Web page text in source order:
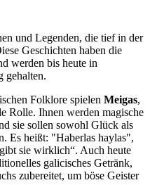
und Legenden, die tief in der
Geschichten haben die
werden bis heute in
gehalten.
Folklore spielen Meigas,
Rolle. Ihnen werden magische
sie sollen sowohl Glück als
Es heißt: "Haberlas haylas",
sie wirklich“. Auch heute
galicisches Getränk,
zubereitet, um böse Geister